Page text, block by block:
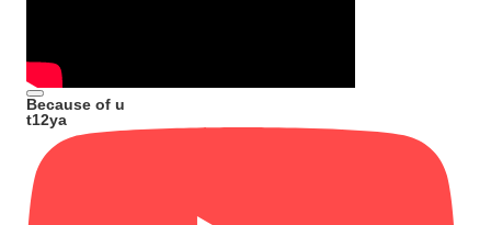
Because of u
t12ya